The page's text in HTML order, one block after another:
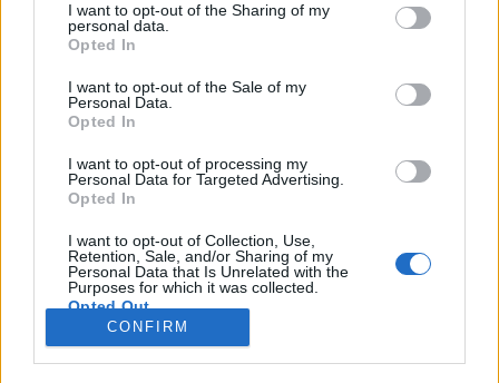
I want to opt-out of the Sharing of my
personal data.
Opted In
I want to opt-out of the Sale of my
Personal Data.
Opted In
I want to opt-out of processing my
Personal Data for Targeted Advertising.
Opted In
I want to opt-out of Collection, Use,
Retention, Sale, and/or Sharing of my
Personal Data that Is Unrelated with the
Purposes for which it was collected.
Opted Out
CONFIRM
Twitter
Legnanonews.com
Sito di informazione locale
Direttore responsabile: Marco Tajè
Redazione: Via Matteotti, 3 (presso Famiglia Legnanese)
20025 Legnano (MI)
Email Direzione: direttore@legnanonews.com
Email Redazione: info@legnanonews.com
Pubblicità: commerciale@legnanonews.com
Tutti i contenuti originali sono di proprietà di LegnanoNews, ne è
consentito l'utilizzo citando il sito come fonte. Dei contenuti non originali